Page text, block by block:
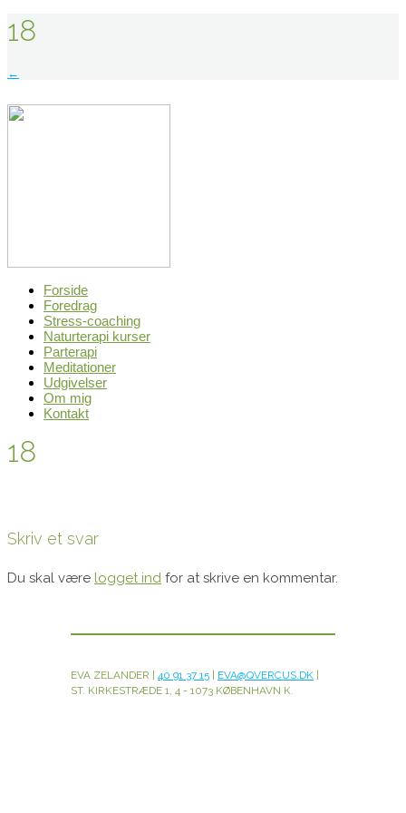
18
Indlægsnavigation
←
Forside
Foredrag
Stress-coaching
Naturterapi kurser
Parterapi
Meditationer
Udgivelser
Om mig
Kontakt
18
Skriv et svar
Du skal være logget ind for at skrive en kommentar.
EVA ZELANDER | 40 91 37 15 | EVA@QVERCUS.DK |
ST. KIRKESTRÆDE 1, 4 - 1073 KØBENHAVN K.